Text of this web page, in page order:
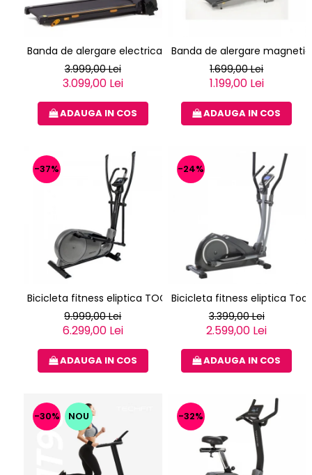
Banda de alergare electrica EVERFIT TFK 355 SLIM
3.999,00 Lei
3.099,00 Lei
ADAUGA IN COS
Banda de alergare magnetica
1.699,00 Lei
1.199,00 Lei
ADAUGA IN COS
-37%
Bicicleta fitness eliptica TOORX ERX-3000
9.999,00 Lei
6.299,00 Lei
ADAUGA IN COS
-24%
Bicicleta fitness eliptica
3.399,00 Lei
2.599,00 Lei
ADAUGA IN COS
-30% NOU -32%